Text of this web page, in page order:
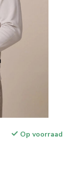
Op voorraad